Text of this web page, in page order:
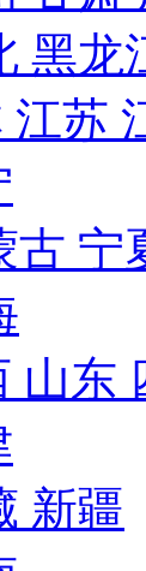
黑龙
江苏
古 宁
山东
新疆